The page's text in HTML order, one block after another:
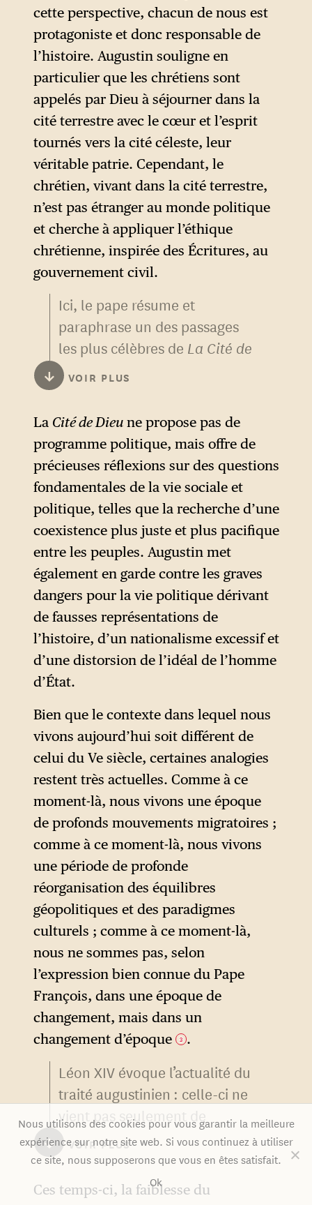
cette perspective, chacun de nous est
protagoniste et donc responsable de
l’histoire. Augustin souligne en
particulier que les chrétiens sont
appelés par Dieu à séjourner dans la
cité terrestre avec le cœur et l’esprit
tournés vers la cité céleste, leur
véritable patrie. Cependant, le
chrétien, vivant dans la cité terrestre,
n’est pas étranger au monde politique
et cherche à appliquer l’éthique
chrétienne, inspirée des Écritures, au
gouvernement civil.
Ici, le pape résume et
paraphrase un des passages
les plus célèbres de La Cité de
Dieu, au livre XIV : « Deux
amours ont bâti deux cités :
l’amour de soi jusqu’au mépris
de Dieu, la cité terrestre ;
l’amour de Dieu jusqu’au
mépris de soi, la cité de Dieu.
[…]. L’une demande sa gloire
aux hommes, l’autre met sa
gloire la plus chère en Dieu ».
Ontologiquement opposées,
ces deux cités sont toutefois
mêlées de manière
indiscernable dans le cours de
l’histoire, jusqu’à la fin des
temps. Pour les besoins de sa
démonstration — et pour ne
pas paraître faire trop peu de
cas de l’autonomie nécessaire
des cités temporelles — Léon
XIV minore ici quelque peu
l’opposition entre les deux
cités, alors qu’Augustin se
montre parfois plus tranché
dans le cours de son traité : la
cité terrestre serait l’œuvre du
diable, la cité céleste celle de
Dieu.
↓ VOIR PLUS
La Cité de Dieu ne propose pas de
programme politique, mais offre de
précieuses réflexions sur des questions
fondamentales de la vie sociale et
politique, telles que la recherche d’une
coexistence plus juste et plus pacifique
entre les peuples. Augustin met
également en garde contre les graves
dangers pour la vie politique dérivant
de fausses représentations de
l’histoire, d’un nationalisme excessif et
d’une distorsion de l’idéal de l’homme
d’État.
Bien que le contexte dans lequel nous
vivons aujourd’hui soit différent de
celui du Ve siècle, certaines analogies
restent très actuelles. Comme à ce
moment-là, nous vivons une époque
de profonds mouvements migratoires ;
comme à ce moment-là, nous vivons
une période de profonde
réorganisation des équilibres
géopolitiques et des paradigmes
culturels ; comme à ce moment-là,
nous ne sommes pas, selon
l’expression bien connue du Pape
François, dans une époque de
changement, mais dans un
changement d’époque 3 .
Léon XIV évoque l’actualité du
traité augustinien : celle-ci ne
vient pas seulement de
l’intemporalité de tout
classique, même si cette
œuvre a eu indéniablement
↓ VOIR PLUS
Ces temps-ci, la faiblesse du
Nous utilisons des cookies pour vous garantir la meilleure
expérience sur notre site web. Si vous continuez à utiliser
ce site, nous supposerons que vous en êtes satisfait.
Ok